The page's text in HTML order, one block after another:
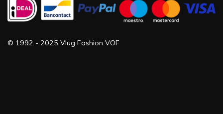
© 1992 - 2025 Vlug Fashion VOF